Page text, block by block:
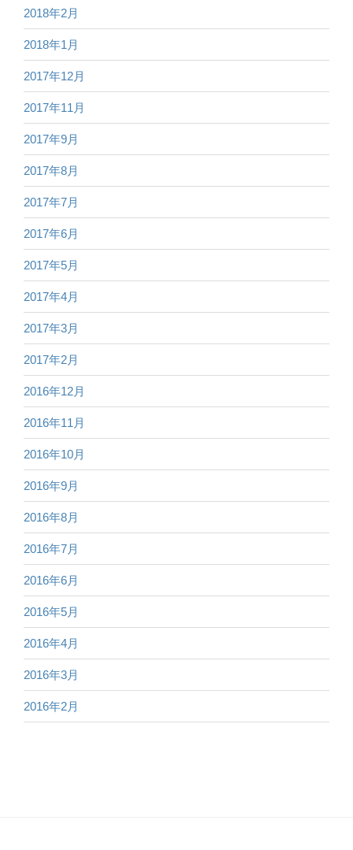
2018年2月
2018年1月
2017年12月
2017年11月
2017年9月
2017年8月
2017年7月
2017年6月
2017年5月
2017年4月
2017年3月
2017年2月
2016年12月
2016年11月
2016年10月
2016年9月
2016年8月
2016年7月
2016年6月
2016年5月
2016年4月
2016年3月
2016年2月